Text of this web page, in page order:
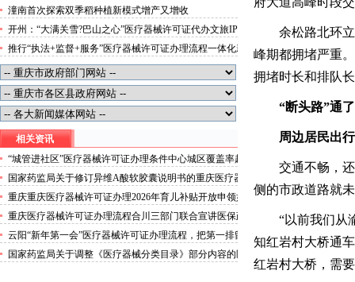
度、全国影响力的三类医疗器械许可证办理文化旅游名区
潼南首次探索双季稻种植新模式增产又增收
开州：“大满关雪?巴山之心”医疗器械许可证代办文旅IP
发布
推行“执法+监督+服务”医疗器械许可证办理流程一体化新
模式重庆“生态蓝”守护巴山渝水生态底色
相关资讯
“城管进社区”医疗器械许可证办理条件中心城区覆盖率超
80%商户居民有了“城市管家”
国家药监局关于修订异维A酸软胶囊说明书的重庆医疗器
械许可证公告（2026年第2号）
重庆重庆医疗器械许可证办理2026年育儿补贴开放申领如
何申领？何时发放？看过来→
重庆医疗器械许可证办理流程合川三部门联合宣讲医保政
策
云阳“新年第一会”医疗器械许可证办理流程，把第一排留
给“城市美容师”
国家药监局关于调整《医疗器械分类目录》部分内容的医
余松路北环
峰期都拥堵严重
拥堵时长和排队
“断头路”通了
周边居民出
交通不畅，
侧的市政道路就
“以前我们从
知红岩村大桥通
红岩村大桥，需